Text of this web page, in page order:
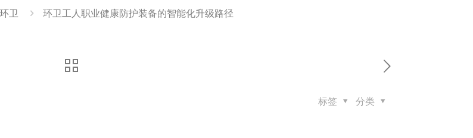
环卫 环卫工人职业健康防护装备的智能化升级路径
分类
标签